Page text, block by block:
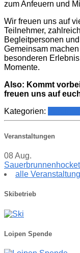
zum Anfeuern und
Wir freuen uns auf
Teilnehmer,
Begleitpersonen
Gemeinsam
besonderen
Momente.
Also: Kommt
freuen uns auf
Kategorien:
Veranstaltungen
08Aug.
alle
Skibetrieb
Loipen Spende